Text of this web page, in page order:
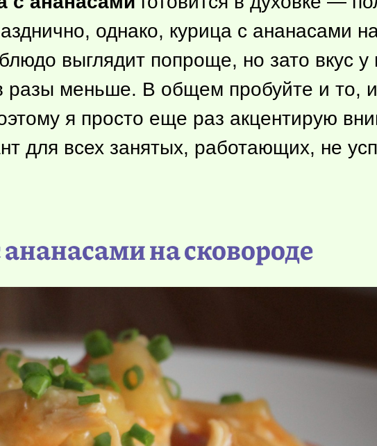
однако, курица с ананасами
выглядит попроще, но зато вкус у
разы меньше. В общем пробуйте и то,
я просто еще раз акцентирую
для всех занятых, работающих, не
на сковороде